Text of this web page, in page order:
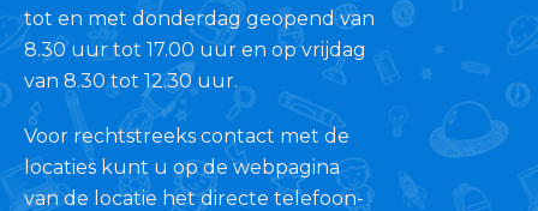
tot en met donderdag geopend van
8.30 uur tot 17.00 uur en op vrijdag
van 8.30 tot 12.30 uur.
Voor rechtstreeks contact met de
locaties kunt u op de webpagina
van de locatie het directe telefoon-